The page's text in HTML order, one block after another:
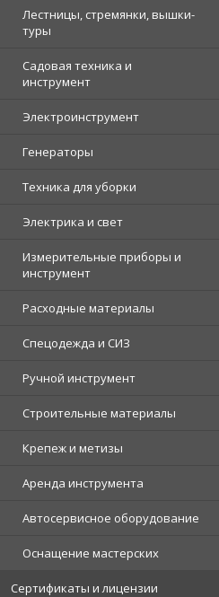
Лестницы, стремянки, вышки-
туры
Садовая техника и
инструмент
Электроинструмент
Генераторы
Техника для уборки
Электрика и свет
Измерительные приборы и
инструмент
Расходные материалы
Спецодежда и СИЗ
Ручной инструмент
Строительные материалы
Крепеж и метизы
Аренда инструмента
Автосервисное оборудование
Оснащение мастерских
Сертификаты и лицензии